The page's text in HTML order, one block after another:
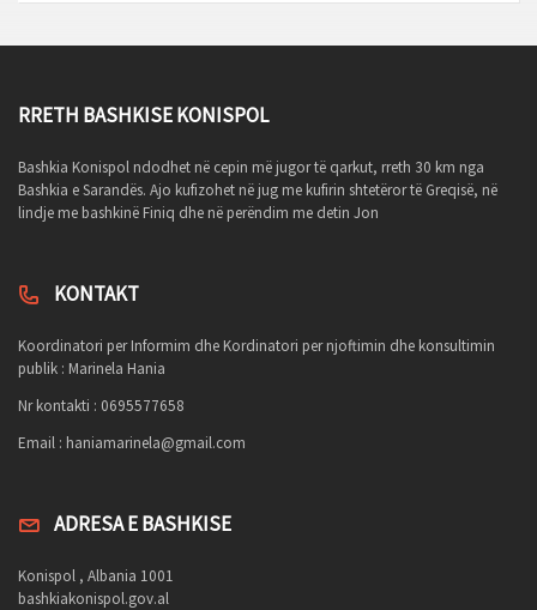
RRETH BASHKISE KONISPOL
Bashkia Konispol ndodhet në cepin më jugor të qarkut, rreth 30 km nga
Bashkia e Sarandës. Ajo kufizohet në jug me kufirin shtetëror të Greqisë, në
lindje me bashkinë Finiq dhe në perëndim me detin Jon
KONTAKT
Koordinatori per Informim dhe Kordinatori per njoftimin dhe konsultimin
publik : Marinela Hania
Nr kontakti : 0695577658
Email : haniamarinela@gmail.com
ADRESA E BASHKISE
Konispol , Albania 1001
bashkiakonispol.gov.al